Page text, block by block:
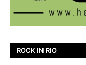
ROCK IN RIO